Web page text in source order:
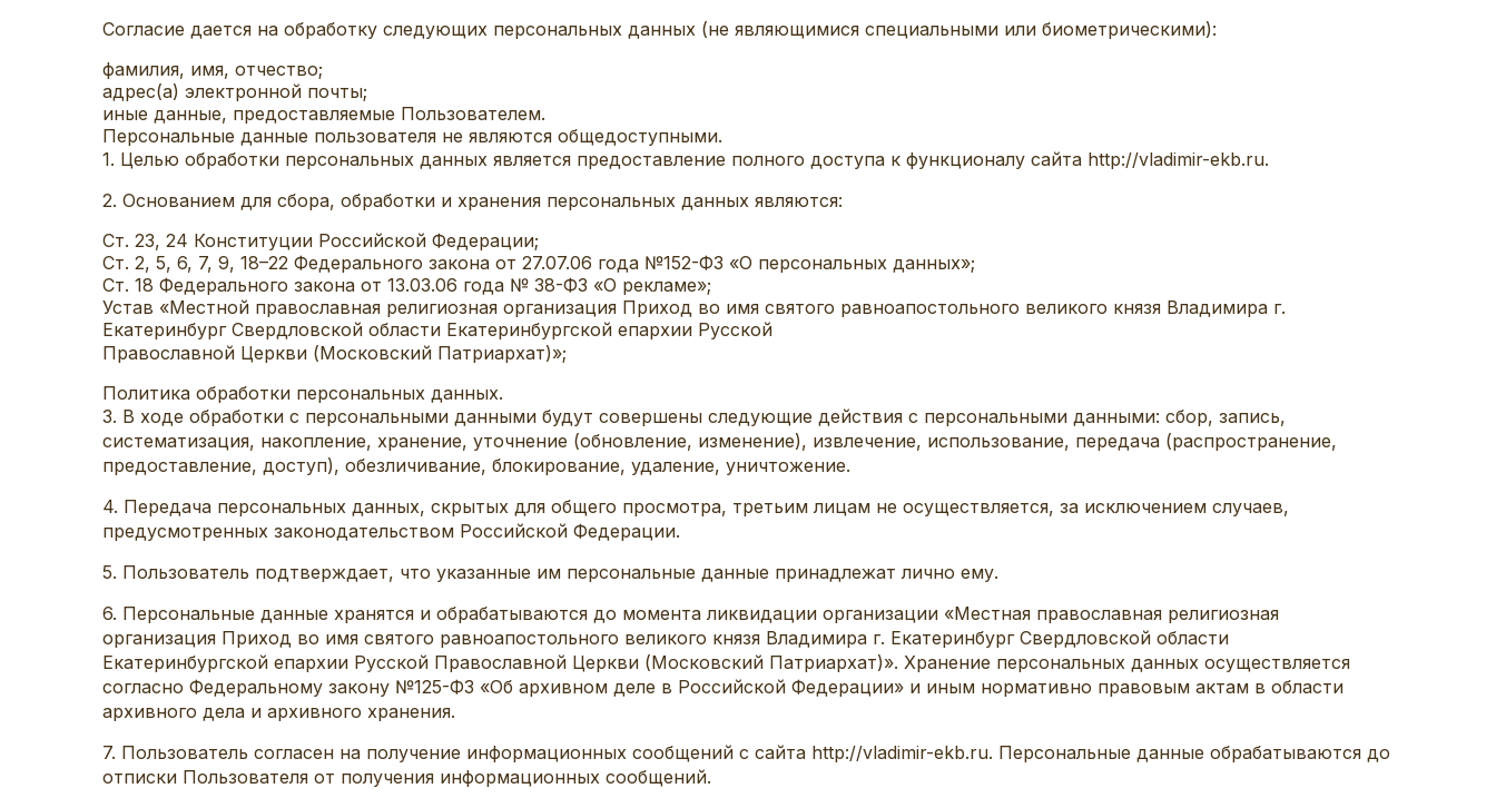
Согласие дается на обработку следующих персональных данных (не являющимися специальными или биометрическими):
фамилия, имя, отчество;
адрес(а) электронной почты;
иные данные, предоставляемые Пользователем.
Персональные данные пользователя не являются общедоступными.
1. Целью обработки персональных данных является предоставление полного доступа к функционалу сайта http://vladimir-ekb.ru.
2. Основанием для сбора, обработки и хранения персональных данных являются:
Ст. 23, 24 Конституции Российской Федерации;
Ст. 2, 5, 6, 7, 9, 18–22 Федерального закона от 27.07.06 года №152-ФЗ «О персональных данных»;
Ст. 18 Федерального закона от 13.03.06 года № 38-ФЗ «О рекламе»;
Устав «Местной православная религиозная организация Приход во имя святого равноапостольного великого князя Владимира г.
Екатеринбург Свердловской области Екатеринбургской епархии Русской
Православной Церкви (Московский Патриархат)»;
Политика обработки персональных данных.
3. В ходе обработки с персональными данными будут совершены следующие действия с персональными данными: сбор, запись,
систематизация, накопление, хранение, уточнение (обновление, изменение), извлечение, использование, передача (распространение,
предоставление, доступ), обезличивание, блокирование, удаление, уничтожение.
4. Передача персональных данных, скрытых для общего просмотра, третьим лицам не осуществляется, за исключением случаев,
предусмотренных законодательством Российской Федерации.
5. Пользователь подтверждает, что указанные им персональные данные принадлежат лично ему.
6. Персональные данные хранятся и обрабатываются до момента ликвидации организации «Местная православная религиозная
организация Приход во имя святого равноапостольного великого князя Владимира г. Екатеринбург Свердловской области
Екатеринбургской епархии Русской Православной Церкви (Московский Патриархат)». Хранение персональных данных осуществляется
согласно Федеральному закону №125-ФЗ «Об архивном деле в Российской Федерации» и иным нормативно правовым актам в области
архивного дела и архивного хранения.
7. Пользователь согласен на получение информационных сообщений с сайта http://vladimir-ekb.ru. Персональные данные обрабатываются до
отписки Пользователя от получения информационных сообщений.